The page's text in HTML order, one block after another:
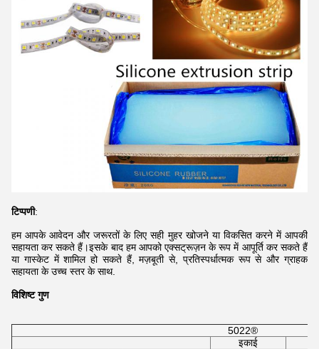
टिप्पणी:
हम आपके आवेदन और जरूरतों के लिए सही मुहर खोजने या विकसित करने में आपकी
सहायता कर सकते हैं।इसके बाद हम आपको एक्सट्रूज़न के रूप में आपूर्ति कर सकते हैं
या गास्केट में शामिल हो सकते हैं, मज़बूती से, प्रतिस्पर्धात्मक रूप से और ग्राहक
सहायता के उच्च स्तर के साथ.
विशिष्ट गुण
5022®
इकाई